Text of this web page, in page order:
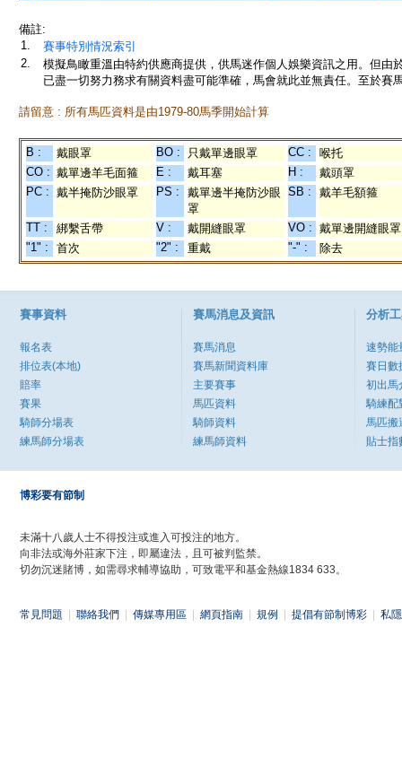
備註:
1.
賽事特別情況索引
2.
模擬鳥瞰重溫由特約供應商提供，供馬迷作個人娛樂資訊之用。但
已盡一切努力務求有關資料盡可能準確，馬會就此並無責任。至於賽
請留意 : 所有馬匹資料是由1979-80馬季開始計算
B : 戴眼罩 BO : 只戴單邊眼罩 CC :
喉托
CO : 戴單邊羊毛面箍 E : 戴耳塞 H :
戴頭罩
PC : 戴半掩防沙眼罩 PS :
戴單邊半掩防沙眼
罩
SB : 戴羊毛額箍
TT : 綁繫舌帶 V : 戴開縫眼罩 VO : 戴單邊開縫眼罩
"1" :
首次 "2" : 重戴 "-" : 除去
賽事資料
報名表
排位表(本地)
賠率
賽果
騎師分場表
練馬師分場表
賽馬消息及資訊
賽馬消息
賽馬新聞資料庫
主要賽事
馬匹資料
騎師資料
練馬師資料
分析
速勢能
賽日數
初出馬
騎練配
馬匹搬
貼士指
博彩要有節制
未滿十八歲人士不得投注或進入可投注的地方。
向非法或海外莊家下注，即屬違法，且可被判監禁。
切勿沉迷賭博，如需尋求輔導協助，可致電平和基金熱線1834 633。
常見問題 聯絡我們 傳媒專用區 網頁指南 規例 提倡有節制博彩 私